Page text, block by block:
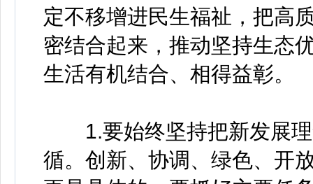
定不移增进民生福祉，把高
密结合起来，推动坚持生态
生活有机结合、相得益彰。
1.要始终坚持把新发展理
循。创新、协调、绿色、开